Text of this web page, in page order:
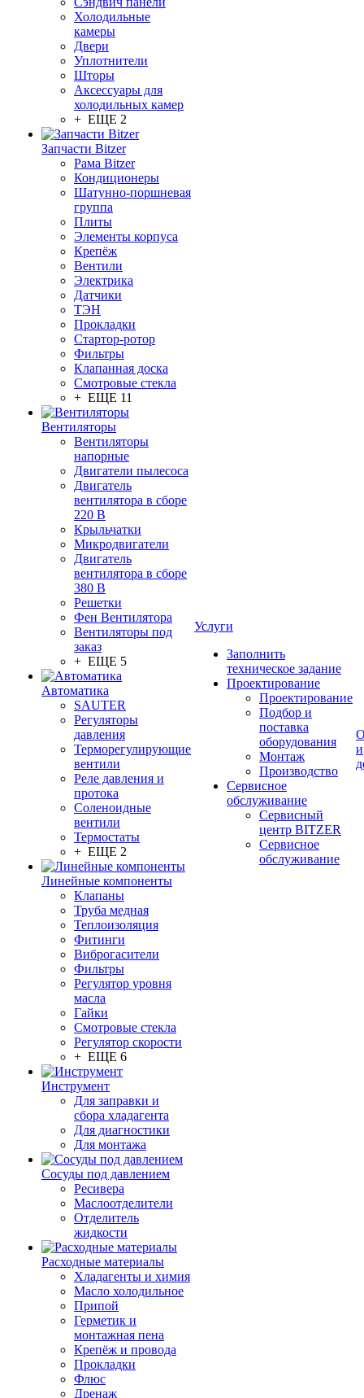
Холодильные
камеры
Двери
Уплотнители
Шторы
Аксессуары для
холодильных камер
+ ЕЩЕ 2
Запчасти Bitzer
Рама Bitzer
Кондиционеры
Шатунно-поршневая
группа
Плиты
Элементы корпуса
Крепёж
Вентили
Электрика
Датчики
ТЭН
Прокладки
Стартор-ротор
Фильтры
Клапанная доска
Смотровые стекла
+ ЕЩЕ 11
Вентиляторы
Вентиляторы
напорные
Двигатели пылесоса
Двигатель
вентилятора в сборе
220 В
Крыльчатки
Микродвигатели
Двигатель
вентилятора в сборе
380 В
Решетки
Фен Вентилятора
Вентиляторы под
заказ
+ ЕЩЕ 5
Автоматика
SAUTER
Регуляторы
давления
Терморегулирующие
вентили
Реле давления и
протока
Соленоидные
вентили
Термостаты
+ ЕЩЕ 2
Линейные компоненты
Клапаны
Труба медная
Теплоизоляция
Фитинги
Виброгасители
Фильтры
Регулятор уровня
масла
Гайки
Смотровые стекла
Регулятор скорости
+ ЕЩЕ 6
Инструмент
Для заправки и
сбора хладагента
Для диагностики
Для монтажа
Сосуды под давлением
Ресивера
Маслоотделители
Отделитель
жидкости
Расходные материалы
Хладагенты и химия
Масло холодильное
Припой
Герметик и
монтажная пена
Крепёж и провода
Прокладки
Флюс
Дренаж
Услуги
Заполнить
техническое задание
Проектирование
Проектирование
Подбор и
поставка
оборудования
Монтаж
Производство
Сервисное
обслуживание
Сервисный
центр BITZER
Сервисное
обслуживание
и